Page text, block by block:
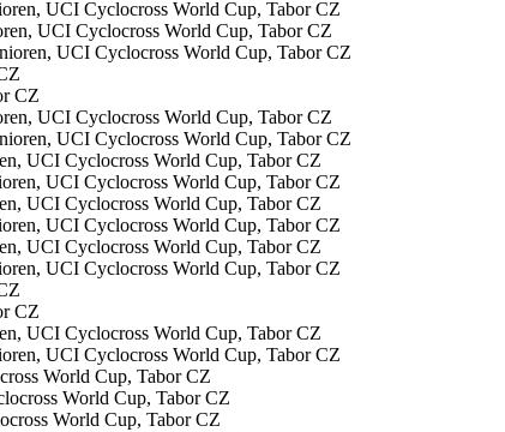
UCI Cyclocross World Cup, Tabor CZ
UCI Cyclocross World Cup, Tabor CZ
UCI Cyclocross World Cup, Tabor CZ
UCI Cyclocross World Cup, Tabor CZ
UCI Cyclocross World Cup, Tabor CZ
UCI Cyclocross World Cup, Tabor CZ
World Cup, Tabor CZ
World Cup, Tabor CZ